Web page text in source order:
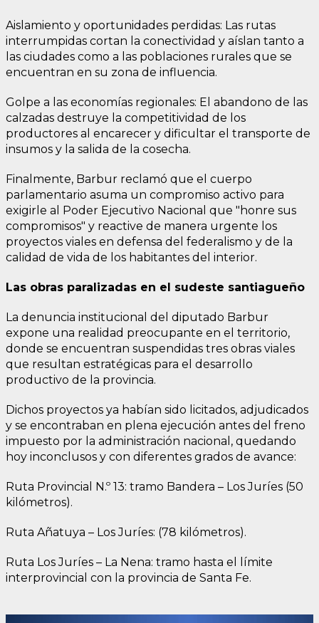
Aislamiento y oportunidades perdidas: Las rutas
interrumpidas cortan la conectividad y aíslan tanto a
las ciudades como a las poblaciones rurales que se
encuentran en su zona de influencia.
Golpe a las economías regionales: El abandono de las
calzadas destruye la competitividad de los
productores al encarecer y dificultar el transporte de
insumos y la salida de la cosecha.
Finalmente, Barbur reclamó que el cuerpo
parlamentario asuma un compromiso activo para
exigirle al Poder Ejecutivo Nacional que "honre sus
compromisos" y reactive de manera urgente los
proyectos viales en defensa del federalismo y de la
calidad de vida de los habitantes del interior.
Las obras paralizadas en el sudeste santiagueño
La denuncia institucional del diputado Barbur
expone una realidad preocupante en el territorio,
donde se encuentran suspendidas tres obras viales
que resultan estratégicas para el desarrollo
productivo de la provincia.
Dichos proyectos ya habían sido licitados, adjudicados
y se encontraban en plena ejecución antes del freno
impuesto por la administración nacional, quedando
hoy inconclusos y con diferentes grados de avance:
Ruta Provincial N.º 13: tramo Bandera – Los Juríes (50
kilómetros).
Ruta Añatuya – Los Juríes: (78 kilómetros).
Ruta Los Juríes – La Nena: tramo hasta el límite
interprovincial con la provincia de Santa Fe.